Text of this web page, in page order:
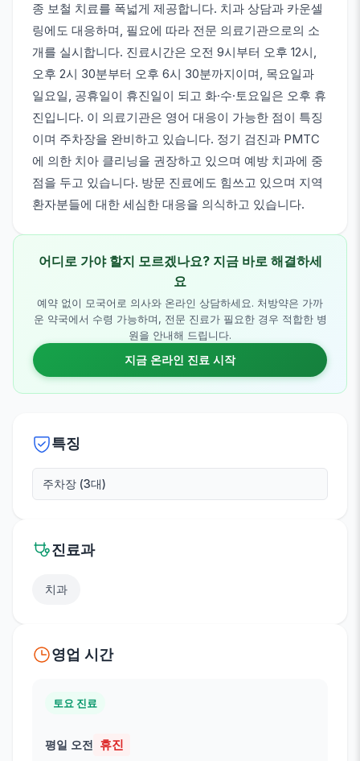
종 보철 치료를 폭넓게 제공합니다. 치과 상담과 카운셀
링에도 대응하며, 필요에 따라 전문 의료기관으로의 소
개를 실시합니다. 진료시간은 오전 9시부터 오후 12시,
오후 2시 30분부터 오후 6시 30분까지이며, 목요일과
일요일, 공휴일이 휴진일이 되고 화·수·토요일은 오후 휴
진입니다. 이 의료기관은 영어 대응이 가능한 점이 특징
이며 주차장을 완비하고 있습니다. 정기 검진과 PMTC
에 의한 치아 클리닝을 권장하고 있으며 예방 치과에 중
점을 두고 있습니다. 방문 진료에도 힘쓰고 있으며 지역
환자분들에 대한 세심한 대응을 의식하고 있습니다.
어디로 가야 할지 모르겠나요? 지금 바로 해결하세
요
예약 없이 모국어로 의사와 온라인 상담하세요. 처방약은 가까
운 약국에서 수령 가능하며, 전문 진료가 필요한 경우 적합한 병
원을 안내해 드립니다.
지금 온라인 진료 시작
특징
주차장 (3대)
진료과
치과
영업 시간
토요 진료
평일 오전 휴진